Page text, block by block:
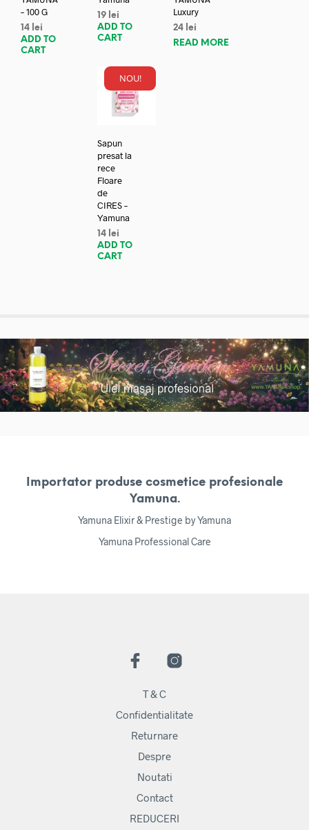
– 100 G
14 lei
ADD TO
CART
19 lei
ADD TO
CART
Luxury
24 lei
READ MORE
NOU!
Sapun
presat la
rece
Floare
de
CIRES –
Yamuna
14 lei
ADD TO
CART
Importator produse cosmetice profesionale
Yamuna.
Yamuna Elixir & Prestige by Yamuna
Yamuna Professional Care
T & C
Confidentialitate
Returnare
Despre
Noutati
Contact
REDUCERI